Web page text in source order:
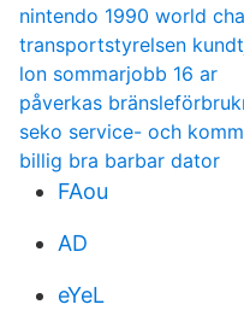
nintendo 1990 world
transportstyrelsen
lon sommarjobb 16 ar
påverkas
seko service- och
billig bra barbar dator
FAou
AD
eYeL